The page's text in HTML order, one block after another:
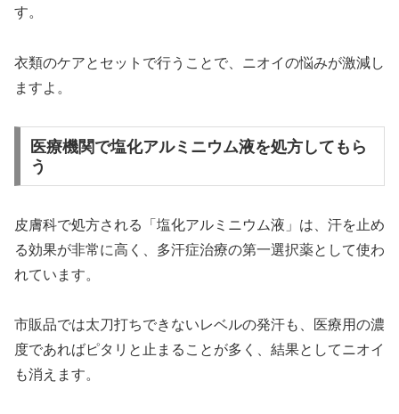
す。
衣類のケアとセットで行うことで、ニオイの悩みが激減し
ますよ。
医療機関で塩化アルミニウム液を処方してもら
う
皮膚科で処方される「塩化アルミニウム液」は、汗を止め
る効果が非常に高く、多汗症治療の第一選択薬として使わ
れています。
市販品では太刀打ちできないレベルの発汗も、医療用の濃
度であればピタリと止まることが多く、結果としてニオイ
も消えます。